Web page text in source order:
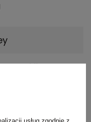
recyklingu